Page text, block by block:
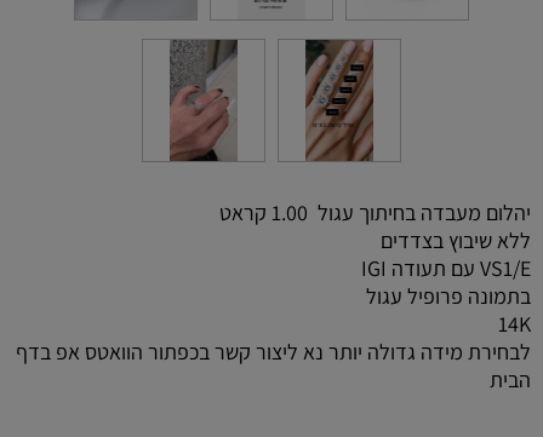
יהלום מעבדה בחיתוך עגול 1.00 קראט
ללא שיבוץ בצדדים
VS1/E עם תעודה IGI
בתמונה פרופיל עגול
14K
לבחירת מידה גדולה יותר נא ליצור קשר בכפתור הוואטס אפ בדף
הבית